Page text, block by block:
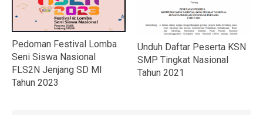
Pedoman Festival Lomba
Seni Siswa Nasional
FLS2N Jenjang SD MI
Tahun 2023
Unduh Daftar Peserta KSN
SMP Tingkat Nasional
Tahun 2021